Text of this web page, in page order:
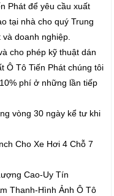
Phát để yêu cầu xuất
tại nhà cho quý Trung
doanh nghiệp.
cho phép kỹ thuật dán
Ô Tô Tiến Phát chúng tôi
phí ở những lần tiếp
vòng 30 ngày kể tư khi
Cho Xe Hơi 4 Chỗ 7
Cao-Uy Tín
Thanh-Hình Ảnh Ô Tô